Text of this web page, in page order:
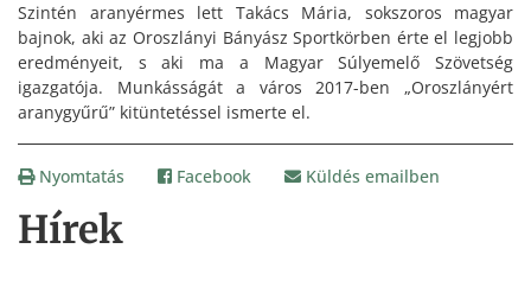
Hírek
Szintén aranyérmes lett Takács Mária, sokszoros magyar
bajnok, aki az Oroszlányi Bányász Sportkörben érte el legjobb
eredményeit, s aki ma a Magyar Súlyemelő Szövetség
igazgatója. Munkásságát a város 2017-ben „Oroszlányért
aranygyűrű” kitüntetéssel ismerte el.
Nyomtatás Facebook Küldés emailben